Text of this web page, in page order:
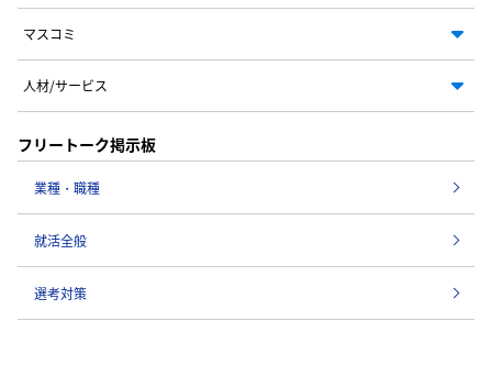
マスコミ
人材/サービス
フリートーク掲示板
業種・職種
就活全般
選考対策